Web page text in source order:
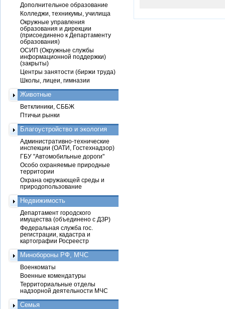
Дополнительное образование
Колледжи, техникумы, училища
Окружные управления
образования и дирекции
(присоединено к Департаменту
образования)
ОСИП (Окружные службы
информационной поддержки)
(закрыты)
Центры занятости (биржи труда)
Школы, лицеи, гимназии
Животные
Ветклиники, СББЖ
Птичьи рынки
Благоустройство и экология
Административно-технические
инспекции (ОАТИ, Гостехнадзор)
ГБУ "Автомобильные дороги"
Особо охраняемые природные
территории
Охрана окружающей среды и
природопользование
Недвижимость
Департамент городского
имущества (объединено с ДЗР)
Федеральная служба гос.
регистрации, кадастра и
картографии Росреестр
Минобороны РФ, МЧС
Военкоматы
Военные комендатуры
Территориальные отделы
надзорной деятельности МЧС
Семья